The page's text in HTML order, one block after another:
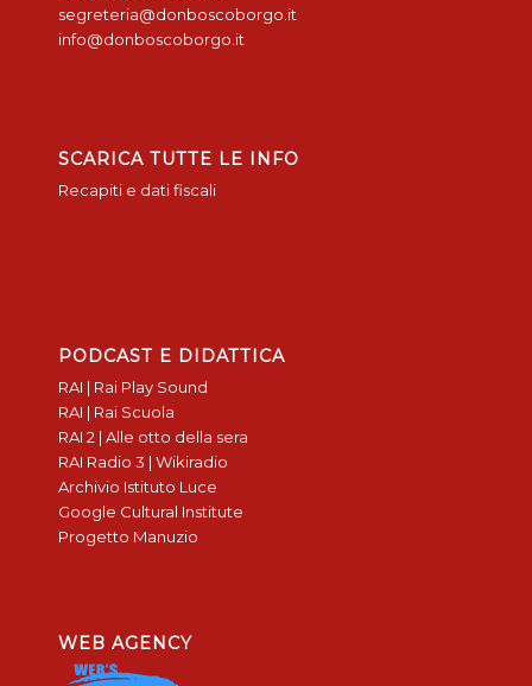
segreteria@donboscoborgo.it
info@donboscoborgo.it
SCARICA TUTTE LE INFO
Recapiti e dati fiscali
PODCAST E DIDATTICA
RAI | Rai Play Sound
RAI | Rai Scuola
RAI 2 | Alle otto della sera
RAI Radio 3 | Wikiradio
Archivio Istituto Luce
Google Cultural Institute
Progetto Manuzio
WEB AGENCY